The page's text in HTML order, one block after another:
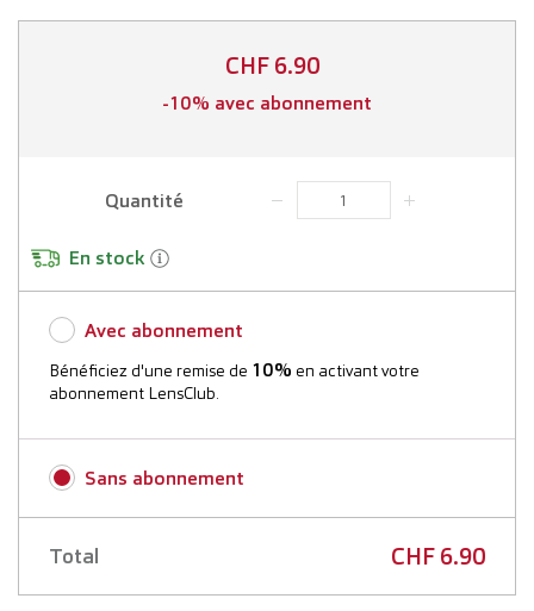
CHF 6.90
-10% avec abonnement
Quantité
En stock
Avec abonnement
Bénéficiez d'une remise de 10% en activant votre
abonnement LensClub.
Plus d'informations
1ère date de livraison :
Sans abonnement
Total CHF 6.90